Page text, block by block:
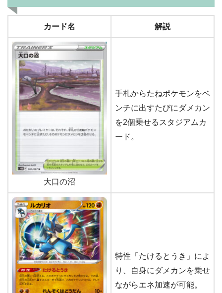
カード名 解説
大口の沼
手札からたねポケモンをベ
ンチに出すたびにダメカン
を2個乗せるスタジアムカ
ード。
特性「たけるとうき」によ
り、自身にダメカンを乗せ
ながらエネ加速が可能。